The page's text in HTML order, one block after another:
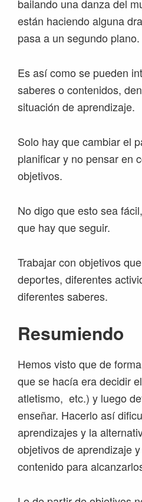
bailando una danza del
están haciendo alguna
pasa a un segundo plano.
Es así como se pueden
saberes o contenidos,
situación de aprendizaje.
Solo hay que cambiar el
planificar y no pensar en
objetivos.
No digo que esto sea
que hay que seguir.
Trabajar con objetivos
deportes, diferentes
diferentes saberes.
Resumiendo
Hemos visto que de
que se hacía era decidir
atletismo, etc.) y luego
enseñar. Hacerlo así
aprendizajes y la
objetivos de aprendizaje
contenido para